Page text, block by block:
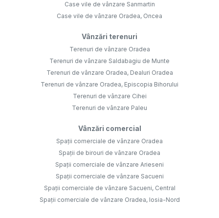
Case vile de vânzare Sanmartin
Case vile de vânzare Oradea, Oncea
Vânzări terenuri
Terenuri de vânzare Oradea
Terenuri de vânzare Saldabagiu de Munte
Terenuri de vânzare Oradea, Dealuri Oradea
Terenuri de vânzare Oradea, Episcopia Bihorului
Terenuri de vânzare Cihei
Terenuri de vânzare Paleu
Vânzări comercial
Spații comerciale de vânzare Oradea
Spații de birouri de vânzare Oradea
Spații comerciale de vânzare Arieseni
Spații comerciale de vânzare Sacueni
Spații comerciale de vânzare Sacueni, Central
Spații comerciale de vânzare Oradea, Iosia-Nord